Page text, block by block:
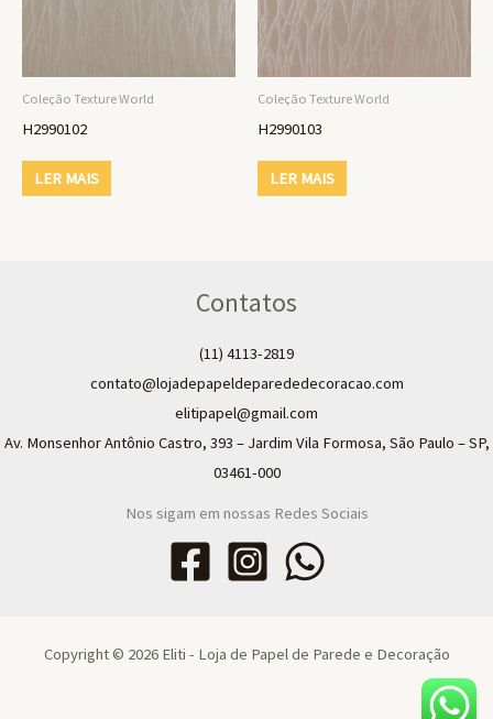
Coleção Texture World
H2990102
LER MAIS
Coleção Texture World
H2990103
LER MAIS
Contatos
(11) 4113-2819
contato@lojadepapeldeparededecoracao.com
elitipapel@gmail.com​
Av. Monsenhor Antônio Castro, 393 – Jardim Vila Formosa, São Paulo – SP,
03461-000
Nos sigam em nossas Redes Sociais
Copyright © 2026 Eliti - Loja de Papel de Parede e Decoração